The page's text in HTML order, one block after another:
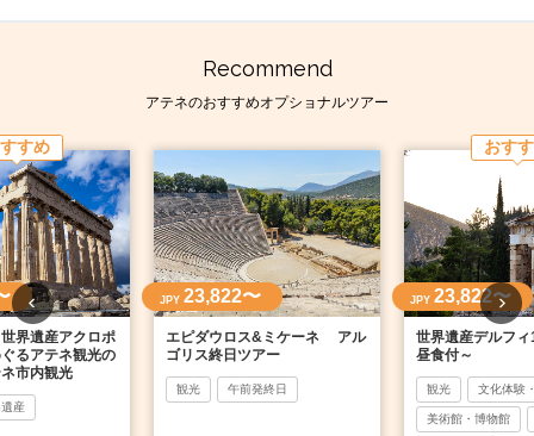
Recommend
アテネのおすすめオプショナルツアー
すめ
界遺産アクロポ
るアテネ観光の
市内観光
産
JPY 23,822〜
エピダウロス&ミケーネ アル
ゴリス終日ツアー
観光 午前発終日
おす
JPY 23,822〜
世界遺産デルフ
昼食付～
観光 文化体験
美術館・博物館